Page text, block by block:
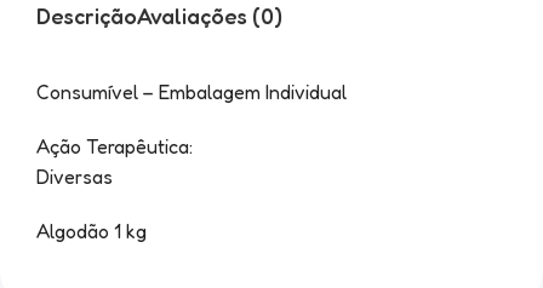
DescriçãoAvaliações (0)
Consumível – Embalagem Individual
Ação Terapêutica:
Diversas
Algodão 1 kg